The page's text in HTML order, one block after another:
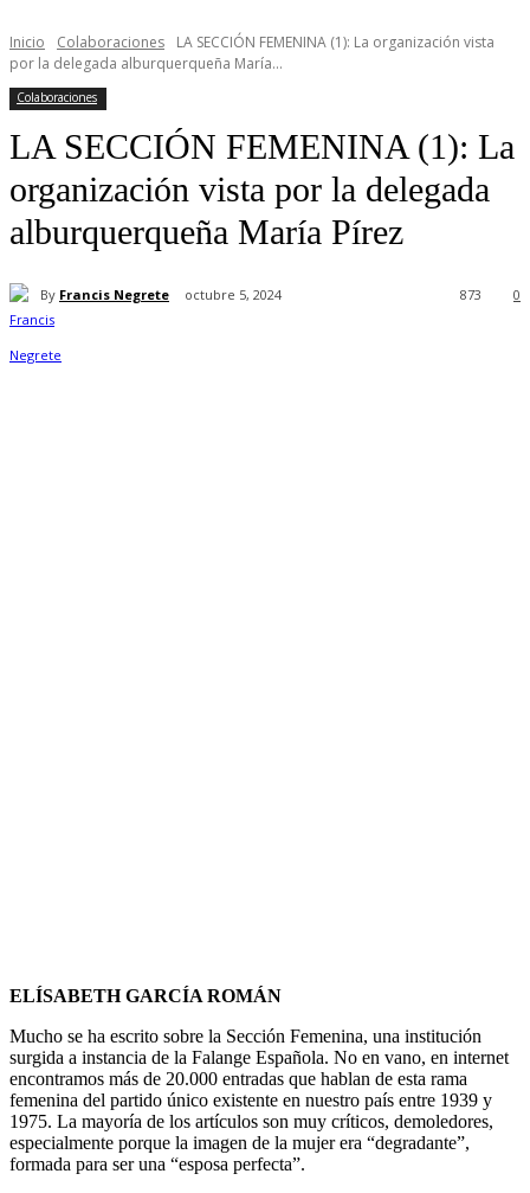
Inicio Colaboraciones
LA SECCIÓN FEMENINA (1): La organización vista
por la delegada alburquerqueña María...
Colaboraciones
LA SECCIÓN FEMENINA (1): La
organización vista por la delegada
alburquerqueña María Pírez
By Francis Negrete octubre 5, 2024 0
873
ELÍSABETH GARCÍA ROMÁN
Mucho se ha escrito sobre la Sección Femenina, una institución
surgida a instancia de la Falange Española. No en vano, en internet
encontramos más de 20.000 entradas que hablan de esta rama
femenina del partido único existente en nuestro país entre 1939 y
1975. La mayoría de los artículos son muy críticos, demoledores,
especialmente porque la imagen de la mujer era “degradante”,
formada para ser una “esposa perfecta”.